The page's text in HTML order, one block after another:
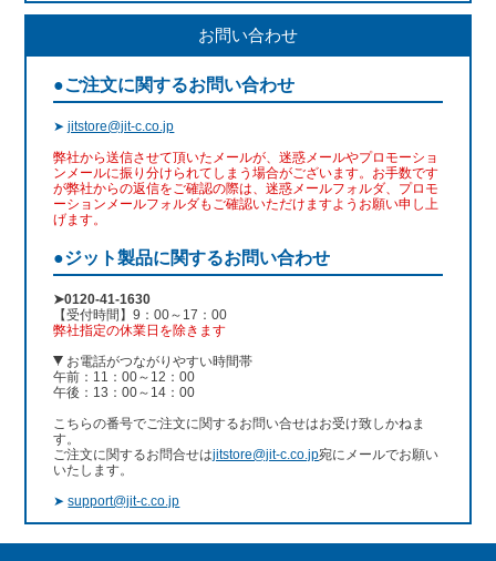
お問い合わせ
●ご注文に関するお問い合わせ
➤jitstore@jit-c.co.jp
弊社から送信させて頂いたメールが、迷惑メールやプロモーショ
ンメールに振り分けられてしまう場合がございます。お手数です
が弊社からの返信をご確認の際は、迷惑メールフォルダ、プロモ
ーションメールフォルダもご確認いただけますようお願い申し上
げます。
●ジット製品に関するお問い合わせ
➤0120-41-1630
【受付時間】9：00～17：00
弊社指定の休業日を除きます
お電話がつながりやすい時間帯
午前：11：00～12：00
午後：13：00～14：00
こちらの番号でご注文に関するお問い合せはお受け致しかねま
す。
ご注文に関するお問合せはjitstore@jit-c.co.jp宛にメールでお願い
いたします。
➤support@jit-c.co.jp